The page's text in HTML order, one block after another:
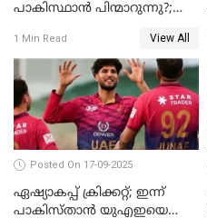
പാകിസ്ഥാൻ പിന്മാറുന്നു?;
ബഹിഷ്കരിച്ചതായി റിപ്പോർട്ട്;
ഇതോടെ ടൂർണമെന്റിൽ നിന്ന്
പുറത്താകും
1 Min Read View All
Posted On 17-09-2025
ഏഷ്യാകപ്പ് ക്രിക്കറ്റ്; ഇന്ന്
പാകിസ്താന്‍ യുഎഇയെ